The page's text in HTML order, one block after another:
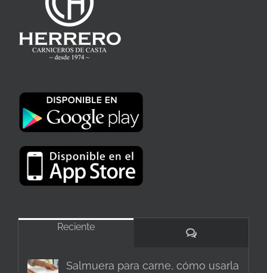
Reciente
Comentarios
Salmuera para carne, cómo usarla